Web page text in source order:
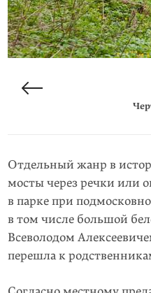
Отдельный жанр в
мосты через речки или
в парке при
в том числе большой
Всеволодом
перешла к